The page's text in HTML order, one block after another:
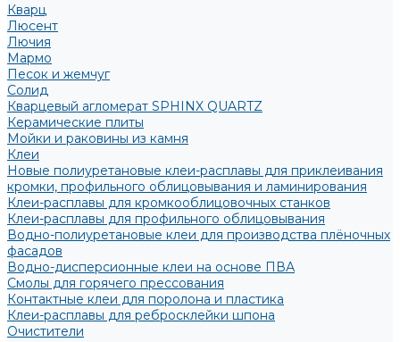
Кварц
Люсент
Лючия
Мармо
Песок и жемчуг
Солид
Кварцевый агломерат SPHINX QUARTZ
Керамические плиты
Мойки и раковины из камня
Клеи
Новые полиуретановые клеи-расплавы для приклеивания
кромки, профильного облицовывания и ламинирования
Клеи-расплавы для кромкооблицовочных станков
Клеи-расплавы для профильного облицовывания
Водно-полиуретановые клеи для производства плёночных
фасадов
Водно-дисперсионные клеи на основе ПВА
Смолы для горячего прессования
Контактные клеи для поролона и пластика
Клеи-расплавы для ребросклейки шпона
Очистители